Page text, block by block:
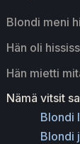
Blondi meni
Hän oli
Hän mietti
Nämä vitsit
Blondi
Blondi